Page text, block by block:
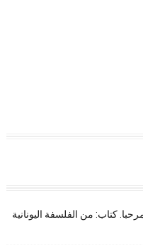
كتاب: من الفلسفة اليونانية